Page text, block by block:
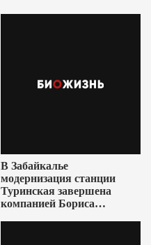
В Забайкалье
модернизация станции
Туринская завершена
компанией Бориса